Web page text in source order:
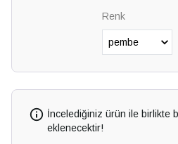
Renk
İncelediğiniz ürün ile birlikte
eklenecektir!